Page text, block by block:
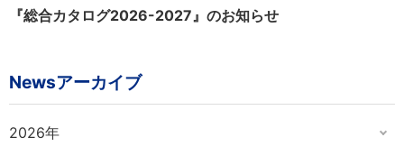
『総合カタログ2026-2027』のお知らせ
Newsアーカイブ
2026年